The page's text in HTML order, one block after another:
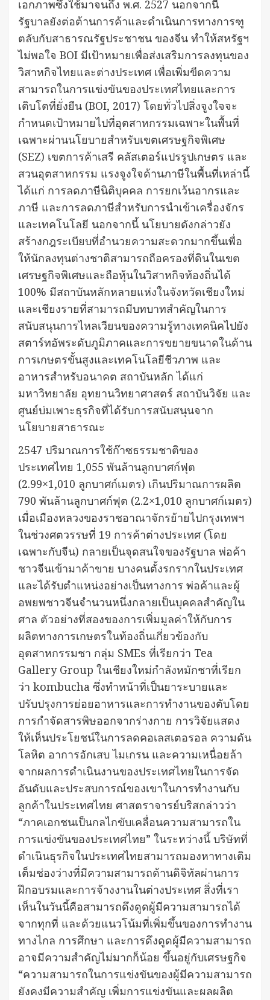
เอกภาพซึ่งใช้มาจนถึง พ.ศ. 2527 นอกจากนี้
รัฐบาลยังต่อต้านการค้าและดำเนินการทางการฑู
ตลับกับสาธารณรัฐประชาชน ของจีน ทำให้สหรัฐฯ
ไม่พอใจ BOI มีเป้าหมายเพื่อส่งเสริมการลงทุนของ
วิสาหกิจไทยและต่างประเทศ เพื่อเพิ่มขีดความ
สามารถในการแข่งขันของประเทศไทยและการ
เติบโตที่ยั่งยืน (BOI, 2017) โดยทั่วไปสิ่งจูงใจจะ
กำหนดเป้าหมายไปที่อุตสาหกรรมเฉพาะในพื้นที่
เฉพาะผ่านนโยบายสำหรับเขตเศรษฐกิจพิเศษ
(SEZ) เขตการค้าเสรี คลัสเตอร์แปรรูปเกษตร และ
สวนอุตสาหกรรม แรงจูงใจด้านภาษีในพื้นที่เหล่านี้
ได้แก่ การลดภาษีนิติบุคคล การยกเว้นอากรและ
ภาษี และการลดภาษีสำหรับการนำเข้าเครื่องจักร
และเทคโนโลยี นอกจากนี้ นโยบายดังกล่าวยัง
สร้างกฎระเบียบที่อำนวยความสะดวกมากขึ้นเพื่อ
ให้นักลงทุนต่างชาติสามารถถือครองที่ดินในเขต
เศรษฐกิจพิเศษและถือหุ้นในวิสาหกิจท้องถิ่นได้
100% มีสถาบันหลักหลายแห่งในจังหวัดเชียงใหม่
และเชียงรายที่สามารถมีบทบาทสำคัญในการ
สนับสนุนการไหลเวียนของความรู้ทางเทคนิคไปยัง
สตาร์ทอัพระดับภูมิภาคและการขยายขนาดในด้าน
การเกษตรขั้นสูงและเทคโนโลยีชีวภาพ และ
อาหารสำหรับอนาคต สถาบันหลัก ได้แก่
มหาวิทยาลัย อุทยานวิทยาศาสตร์ สถาบันวิจัย และ
ศูนย์บ่มเพาะธุรกิจที่ได้รับการสนับสนุนจาก
นโยบายสาธารณะ
2547 ปริมาณการใช้ก๊าซธรรมชาติของ
ประเทศไทย 1,055 พันล้านลูกบาศก์ฟุต
(2.99×1,010 ลูกบาศก์เมตร) เกินปริมาณการผลิต
790 พันล้านลูกบาศก์ฟุต (2.2×1,010 ลูกบาศก์เมตร)
เมื่อเมืองหลวงของราชอาณาจักรย้ายไปกรุงเทพฯ
ในช่วงศตวรรษที่ 19 การค้าต่างประเทศ (โดย
เฉพาะกับจีน) กลายเป็นจุดสนใจของรัฐบาล พ่อค้า
ชาวจีนเข้ามาค้าขาย บางคนตั้งรกรากในประเทศ
และได้รับตำแหน่งอย่างเป็นทางการ พ่อค้าและผู้
อพยพชาวจีนจำนวนหนึ่งกลายเป็นบุคคลสำคัญใน
ศาล ตัวอย่างที่สองของการเพิ่มมูลค่าให้กับการ
ผลิตทางการเกษตรในท้องถิ่นเกี่ยวข้องกับ
อุตสาหกรรมชา กลุ่ม SMEs ที่เรียกว่า Tea
Gallery Group ในเชียงใหม่กำลังหมักชาที่เรียก
ว่า kombucha ซึ่งทำหน้าที่เป็นยาระบายและ
ปรับปรุงการย่อยอาหารและการทำงานของตับโดย
การกำจัดสารพิษออกจากร่างกาย การวิจัยแสดง
ให้เห็นประโยชน์ในการลดคอเลสเตอรอล ความดัน
โลหิต อาการอักเสบ ไมเกรน และความเหนื่อยล้า
จากผลการดำเนินงานของประเทศไทยในการจัด
อันดับและประสบการณ์ของเขาในการทำงานกับ
ลูกค้าในประเทศไทย ศาสตราจารย์บริสกล่าวว่า
“ภาคเอกชนเป็นกลไกขับเคลื่อนความสามารถใน
การแข่งขันของประเทศไทย” ในระหว่างนี้ บริษัทที่
ดำเนินธุรกิจในประเทศไทยสามารถมองหาทางเติม
เต็มช่องว่างที่มีความสามารถด้านดิจิทัลผ่านการ
ฝึกอบรมและการจ้างงานในต่างประเทศ สิ่งที่เรา
เห็นในวันนี้คือสามารถดึงดูดผู้มีความสามารถได้
จากทุกที่ และด้วยแนวโน้มที่เพิ่มขึ้นของการทำงาน
ทางไกล การศึกษา และการดึงดูดผู้มีความสามารถ
อาจมีความสำคัญไม่มากก็น้อย ขึ้นอยู่กับเศรษฐกิจ
“ความสามารถในการแข่งขันของผู้มีความสามารถ
ยังคงมีความสำคัญ เพิ่มการแข่งขันและผลผลิต